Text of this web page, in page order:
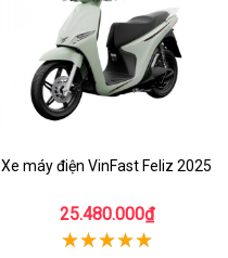
Xe máy điện VinFast Feliz 2025
25.480.000₫